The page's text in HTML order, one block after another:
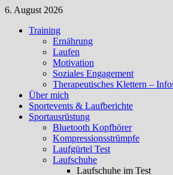
Zum
springen
6. August 2026
Training
Ernährung
Laufen
Motivation
Soziales Engagement
Therapeutisches Klettern –
Über mich
Sportevents & Laufberichte
Sportausrüstung
Bluetooth Kopfhörer
Kompressionsstrümpfe
Laufgürtel Test
Laufschuhe
Laufschuhe im Test